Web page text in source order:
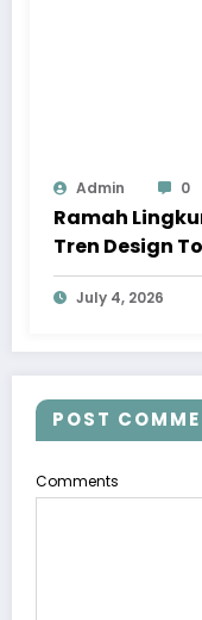
Admin 0
Ramah
Tren Design
Kini
July 4, 2026
POST
Comments